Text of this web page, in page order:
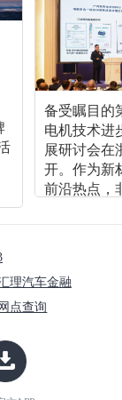
品牌护城
是目前全
一系列独
火的弹匣
支持L4自
可控的产
驱工厂均
有三电核
遇期。广
尼智能工
展上，广
洲上市，
、科技、
打造世界
备受瞩目的
电机技术进
展研讨会在
开。作为新
前沿热点，
阔的应用场
电驱研发领
理汽车金融
点查询